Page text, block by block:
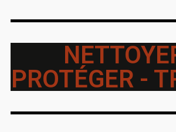
PROTÉGER -